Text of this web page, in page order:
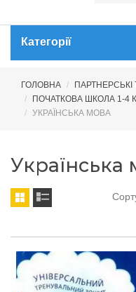
Категорії
ГОЛОВНА
ПАРТНЕРСЬКІ
ПОЧАТКОВА ШКОЛА 1-4
УКРАЇНСЬКА МОВА
Українська